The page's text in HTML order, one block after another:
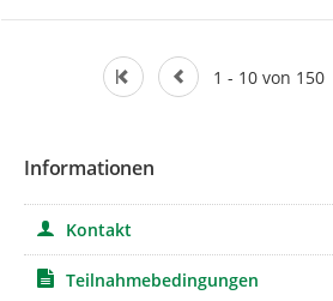
1 - 10 von 150
Informationen
Kontakt
Teilnahmebedingungen